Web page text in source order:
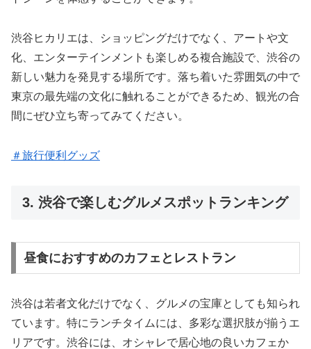
渋谷ヒカリエは、ショッピングだけでなく、アートや文
化、エンターテインメントも楽しめる複合施設で、渋谷の
新しい魅力を発見する場所です。落ち着いた雰囲気の中で
東京の最先端の文化に触れることができるため、観光の合
間にぜひ立ち寄ってみてください。
＃旅行便利グッズ
3. 渋谷で楽しむグルメスポットランキング
昼食におすすめのカフェとレストラン
渋谷は若者文化だけでなく、グルメの宝庫としても知られ
ています。特にランチタイムには、多彩な選択肢が揃うエ
リアです。渋谷には、オシャレで居心地の良いカフェか